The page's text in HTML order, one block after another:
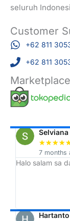
seluruh
Customer
+62 811
+62 811
Marketplace
★★★★
7 months
Halo salam sa